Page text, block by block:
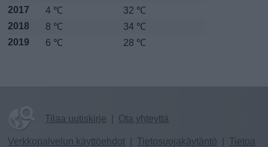
2017
4 ℃
32 ℃
2018
8 ℃
34 ℃
2019
6 ℃ 28 ℃
Tilaa uutiskirje Ota yhteyttä
Verkkopalvelun käyttöehdot Tietosuojakäytäntö Tietoa